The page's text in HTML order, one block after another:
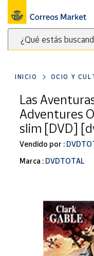
¿Qué estás
clave
para
buscar
productos
Correos
Menú
Nuestro
catálogo
Alimentación
Bebidas
Ocio y cultura
Juguetes y
juegos
Libros y
INICIO OCIO Y
Las
Adventures
slim [DVD]
Vendido por :
Marca : DVDTOTAL